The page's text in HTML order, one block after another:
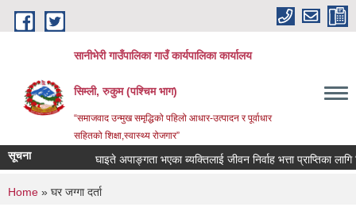
Skip to main content
सानीभेरी गाउँपालिका गाउँ कार्यपालिका कार्यालय
सिम्ली, रुकुम (पश्चिम भाग)
“समाजवाद उन्मुख समृद्धिको पहिलो आधार-उत्पादन र पूर्वाधार
सहितको शिक्षा,स्वास्थ्य रोजगार”
सूचना घाइते अपाङ्गता भएका ब्यक्तिलाई जीवन निर्वाह भत्ता प्राप्तिका लागि
You are here
Home » घर जग्गा दर्ता